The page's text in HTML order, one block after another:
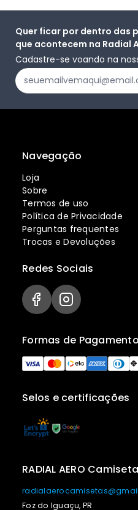
Quer ficar por dentro das
que acontecem na Radial
Cadastre-se voando na
Navegação
Loja
Sobre
Termos de uso
Política de Privacidade
Perguntas frequentes
Trocas e Devoluções
Selos e certificações
Formas de Pagamento
Redes Sociais
RADIAL AERO
Foz do Iguaçu, PR